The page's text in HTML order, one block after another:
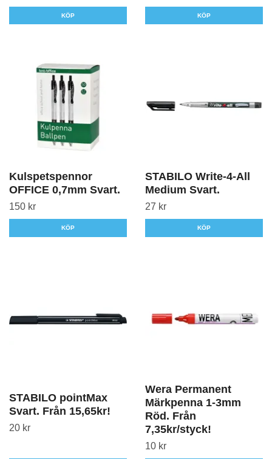
KÖP KÖP
Kulspetspennor
OFFICE 0,7mm Svart.
150 kr
KÖP
STABILO Write-4-All
Medium Svart.
27 kr
KÖP
STABILO pointMax
Svart. Från 15,65kr!
20 kr
Wera Permanent
Märkpenna 1-3mm
Röd. Från
7,35kr/styck!
10 kr